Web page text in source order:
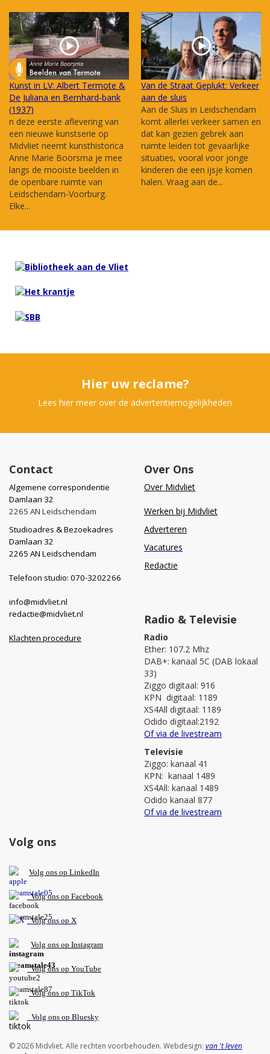
Kunst in LV: Albert Termote &
De Juliana en Bernhard-bank
(1937)
n deze eerste aflevering van
een nieuwe kunstserie op
Midvliet neemt kunsthistorica
Anne Marie Boorsma je mee
langs de mooiste beelden in
de openbare ruimte van
Leidschendam-Voorburg.
Elke...
Van de Straat Geplukt: Verkeer
aan de sluis
Aan de Sluis in Leidschendam
komt allerlei verkeer samen en
dat kan gezien gebrek aan
ruimte leiden tot gevaarlijke
situaties, vooral voor jonge
kinderen die een ijsje komen
halen. Vraag aan de...
Hier uw reclame?
Lees hier meer over de advertentiemogelijkheden
Contact
Algemene correspondentie
Damlaan 32
2265 AN Leidschendam
Studioadres & Bezoekadres
Damlaan 32
2265 AN Leidschendam
Telefoon studio: 070-3202266
info@midvliet.nl
redactie@midvliet.nl
Klachten procedure
Over Ons
Over Midvliet
Werken bij Midvliet
Adverteren
Vacatures
Redactie
Radio & Televisie
Radio
Ether: 107.2 Mhz
DAB+: kanaal 5C (DAB lokaal
33)
Ziggo digitaal: 916
KPN digitaal: 1189
XS4All digitaal: 1189
Odido digitaal:2192
Of via de livestream
Televisie
Ziggo: kanaal 41
KPN: kanaal 1489
XS4All: kanaal 1489
Odido kanaal 877
Of via de livestream
Volg ons
Volg ons op LinkedIn
Volg ons op Facebook
Volg ons op X
Volg ons op Instagram
Volgons op YouTube
Volg ons op TikTok
Volg ons op Bluesky
© 2026 Midvliet. Alle rechten voorbehouden. Webdesign: van 't leven